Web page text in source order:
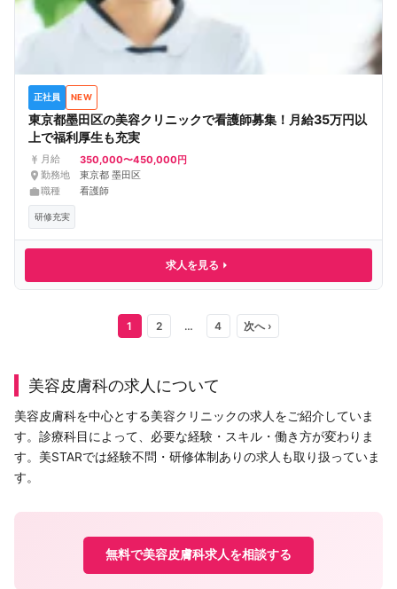
正社員 NEW
東京都墨田区の美容クリニックで看護師募集！月給35万円以
上で福利厚生も充実
月給 350,000〜450,000円
勤務地
東京都 墨田区
職種
看護師
研修充実
求人を見る
1 2 … 4 次へ ›
美容皮膚科の求人について
美容皮膚科を中心とする美容クリニックの求人をご紹介していま
す。診療科目によって、必要な経験・スキル・働き方が変わりま
す。美STARでは経験不問・研修体制ありの求人も取り扱っていま
す。
無料で美容皮膚科求人を相談する